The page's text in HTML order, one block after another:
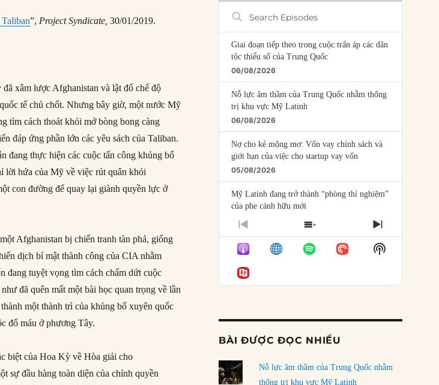
Taliban”, Project Syndicate,30/01/2019.
xâm lược Afghanistan và lật đổ chế độ
tế chủ chốt. Nhưng bây giờ, một nước Mỹ
tìm cách thoát khỏi mớ bòng bong càng
đáp ứng phần lớn các yêu sách của Taliban.
đang thực hiện các cuộc tấn công khủng bố
lời hứa của Mỹ về việc rút quân khỏi
con đường để quay lại giành quyền lực ở
Afghanistan bị chiến tranh tàn phá, giống
dịch bí mật thành công của CIA nhằm
tuyệt vọng tìm cách chấm dứt cuộc
đã quên mất một bài học quan trọng về lần
một thành trì của khủng bố xuyên quốc
đổ máu ở phương Tây.
biệt của Hoa Kỳ về Hòa giải cho
sự đầu hàng toàn diện của chính quyền
Search
Episodes
Giai đoạn tiếp theo trong cuộc trấn áp các dân
tộc thiểu số của Trung Quốc
06/08/2026
Nỗ lực âm thầm của Trung Quốc nhằm thống
trị khu vực Mỹ Latinh
06/08/2026
Nợ cho kẻ mộng mơ: Vốn vay chính sách và
giới hạn của việc cho startup vay vốn
05/08/2026
Mỹ Latinh đang trở thành “phòng thí nghiệm”
của phe cánh hữu mới
04/08/2026
Tại sao Trung Quốc phủ nhận cuộc gặp với
Ngoại trưởng Nhật Bản?
04/08/2026
03/08/2026
Đặt cược vào thất bại: Các quỹ đầu tư mạo
rủi ro
02/08/2026
PREVIOUS
EPISODE
SHOW
EPISODES
LIST
NEXT
EPISODE
Show
Podcast
BÀI ĐƯỢC ĐỌC NHIỀU
Nỗ lực âm thầm của Trung Quốc nhằm
thống trị khu vực Mỹ Latinh